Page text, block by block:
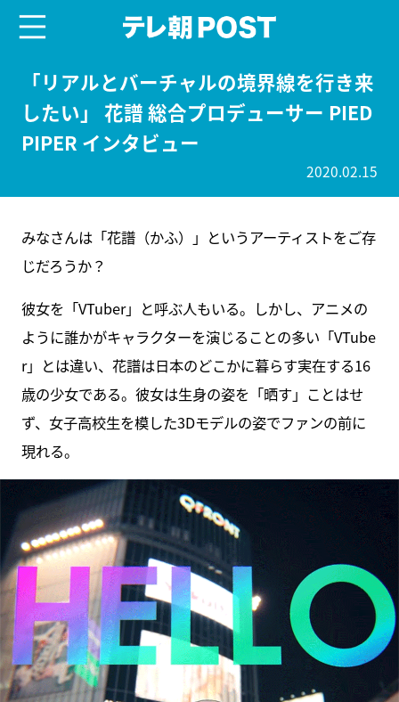
「リアルとバーチャルの境界線を行き来
したい」 花譜 総合プロデューサー PIED
PIPER インタビュー
2020.02.15
みなさんは「花譜（かふ）」というアーティストをご存
じだろうか？
彼女を「VTuber」と呼ぶ人もいる。しかし、アニメの
ように誰かがキャラクターを演じることの多い「VTube
r」とは違い、花譜は日本のどこかに暮らす実在する16
歳の少女である。彼女は生身の姿を「晒す」ことはせ
ず、女子高校生を模した3Dモデルの姿でファンの前に
現れる。